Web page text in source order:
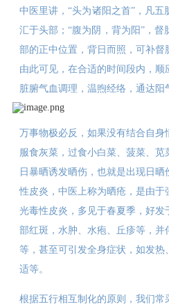
中医里讲，“头为诸阳之首”，凡
汇于头部；“腹为阴，背为阳”，
部的正中位置，背日而照，可补督
由此可见，在合适的时间段内，
脏腑气血调理，温煦经络，通达阳
万事物极必反，如果没有结合自身
服食灰菜，过食小白菜、菠菜、
日暴晒诱发晒伤，也就是出现日
性皮炎，中医上称为晒疮，是由于
光毒性皮炎，多见于春夏季，好
部红斑，水肿、水疱、丘疹等，
等，甚至可引发全身症状，如发
适等。
根据五行相互制化的原则，我们